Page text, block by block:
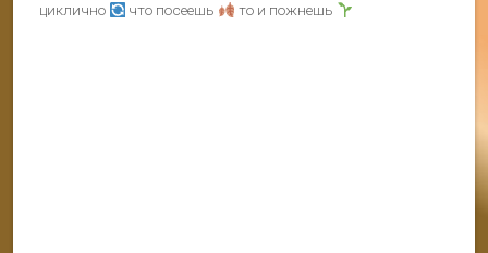
циклично
что посеешь то и пожнешь